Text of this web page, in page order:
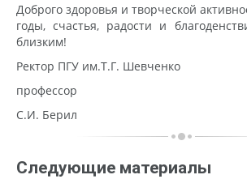
Доброго здоровья и творческой
годы, счастья, радости и
близким!
Ректор ПГУ им.Т.Г. Шевченко
профессор
С.И. Берил
Следующие материалы